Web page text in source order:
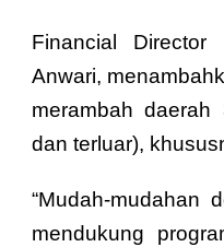
Financial
Anwari,
merambah daerah
dan terluar),
“Mudah-mudahan
mendukung